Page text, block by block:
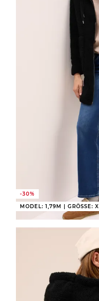
-30%
MODEL: 1,79M | GRÖSSE: XS